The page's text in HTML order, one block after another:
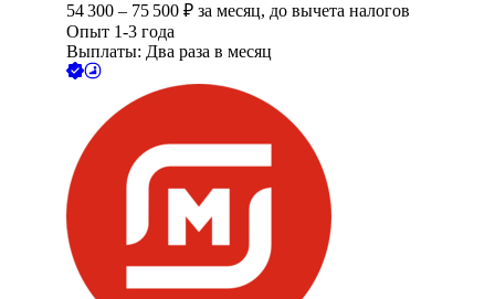
54 300 – 75 500 ₽ за месяц, до вычета налогов
Опыт 1-3 года
Выплаты: Два раза в месяц